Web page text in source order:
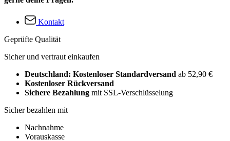
Kontakt
Geprüfte Qualität
Sicher und vertraut einkaufen
Deutschland: Kostenloser Standardversand ab 52,90 €
Kostenloser Rückversand
Sichere Bezahlung mit SSL-Verschlüsselung
Sicher bezahlen mit
Nachnahme
Vorauskasse